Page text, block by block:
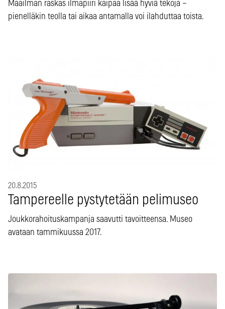
Maailman raskas ilmapiiri kaipaa lisää hyviä tekoja –
pienelläkin teolla tai aikaa antamalla voi ilahduttaa toista.
20.8.2015
Tampereelle pystytetään pelimuseo
Joukkorahoituskampanja saavutti tavoitteensa. Museo
avataan tammikuussa 2017.